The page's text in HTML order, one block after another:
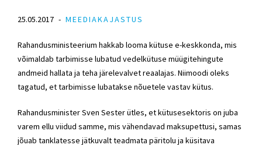
25.05.2017 MEEDIAKAJASTUS
Rahandusministeerium hakkab looma kütuse e-keskkonda, mis
võimaldab tarbimisse lubatud vedelkütuse müügitehingute
andmeid hallata ja teha järelevalvet reaalajas. Niimoodi oleks
tagatud, et tarbimisse lubatakse nõuetele vastav kütus.
Rahandusminister Sven Sester ütles, et kütusesektoris on juba
varem ellu viidud samme, mis vähendavad maksupettusi, samas
jõuab tanklatesse jätkuvalt teadmata päritolu ja küsitava